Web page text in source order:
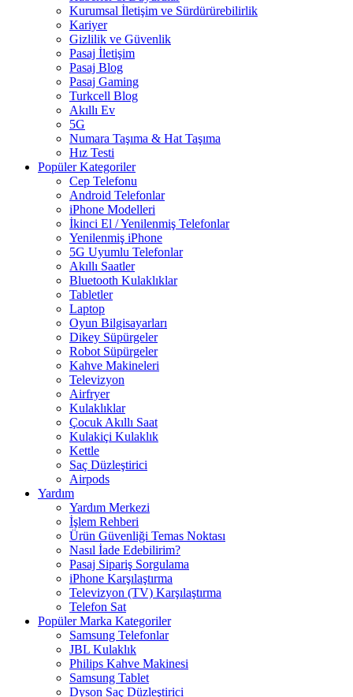
Kurumsal İletişim ve Sürdürürebilirlik
Kariyer
Gizlilik ve Güvenlik
Pasaj İletişim
Pasaj Blog
Pasaj Gaming
Turkcell Blog
Akıllı Ev
5G
Numara Taşıma & Hat Taşıma
Hız Testi
Popüler Kategoriler
Cep Telefonu
Android Telefonlar
iPhone Modelleri
İkinci El / Yenilenmiş Telefonlar
Yenilenmiş iPhone
5G Uyumlu Telefonlar
Akıllı Saatler
Bluetooth Kulaklıklar
Tabletler
Laptop
Oyun Bilgisayarları
Dikey Süpürgeler
Robot Süpürgeler
Kahve Makineleri
Televizyon
Airfryer
Kulaklıklar
Çocuk Akıllı Saat
Kulakiçi Kulaklık
Kettle
Saç Düzleştirici
Airpods
Yardım
Yardım Merkezi
İşlem Rehberi
Ürün Güvenliği Temas Noktası
Nasıl İade Edebilirim?
Pasaj Sipariş Sorgulama
iPhone Karşılaştırma
Televizyon (TV) Karşılaştırma
Telefon Sat
Popüler Marka Kategoriler
Samsung Telefonlar
JBL Kulaklık
Philips Kahve Makinesi
Samsung Tablet
Dyson Saç Düzleştirici